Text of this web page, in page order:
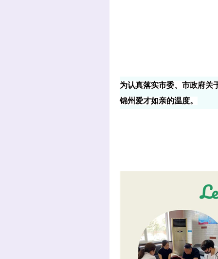
为认真落实市委、市政府关
锦州爱才如亲的温度。